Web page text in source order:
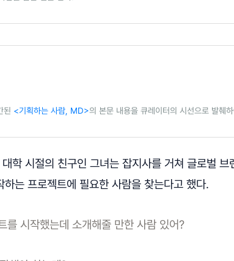
된 <기획하는 사람, MD>의 본문 내용을 큐레이터의 시선으로 발췌
학 시절의 친구인 그녀는 잡지사를 거쳐 글로벌 브
는 프로젝트에 필요한 사람을 찾는다고 했다.
를 시작했는데 소개해줄 만한 사람 있어?